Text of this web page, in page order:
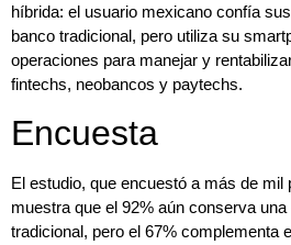
híbrida: el usuario mexicano confía
banco tradicional, pero utiliza su
operaciones para manejar y
fintechs, neobancos y paytechs.
Encuesta
El estudio, que encuestó a más de mil
muestra que el 92% aún conserva
tradicional, pero el 67% complementa